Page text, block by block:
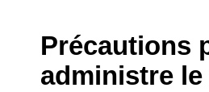
Précautions
administre